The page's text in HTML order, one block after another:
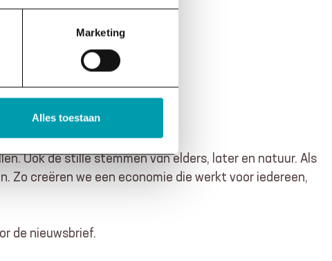
Marketing
Alles toestaan
Ook de stille stemmen van elders, later en natuur. Als
creëren we een economie die werkt voor iedereen,
de nieuwsbrief.